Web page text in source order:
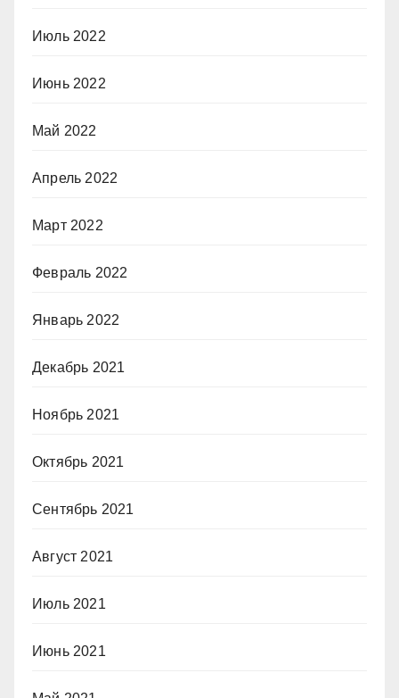
Июль 2022
Июнь 2022
Май 2022
Апрель 2022
Март 2022
Февраль 2022
Январь 2022
Декабрь 2021
Ноябрь 2021
Октябрь 2021
Сентябрь 2021
Август 2021
Июль 2021
Июнь 2021